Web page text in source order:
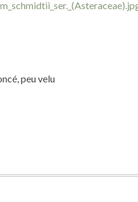
peu velu